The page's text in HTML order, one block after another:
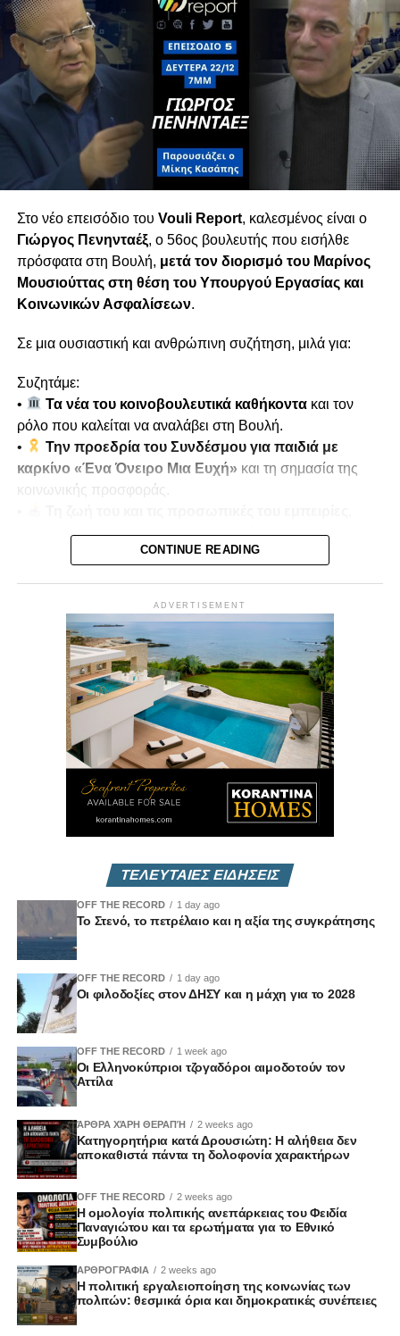
σχολιάζεται το ρευστό πολιτικό σκηνικό λίγο
πριν τις εκλογές, με την είσοδο νέων κομμάτων
που — όπως όλα δείχνουν — θα διαμορφώσουν
τον νέο κοινοβουλευτικό χάρτη.
Τετάρτη 18/02 στις 6μμ
Στο νέο επεισόδιο του Vouli Report, καλεσμένος είναι ο
Γιώργος Πενηνταέξ, ο 56ος βουλευτής που εισήλθε
πρόσφατα στη Βουλή, μετά τον διορισμό του Μαρίνος
Μουσιούτταςστη θέση του Υπουργού Εργασίας και
Κοινωνικών Ασφαλίσεων.
Σε μια ουσιαστική και ανθρώπινη συζήτηση, μιλά για:
Συζητάμε:
•
Τα νέα του κοινοβουλευτικά καθήκοντακαι τον
ρόλο που καλείται να αναλάβει στη Βουλή.
•
Την προεδρία του Συνδέσμου για παιδιά με
καρκίνο «Ένα Όνειρο Μια Ευχή» και τη σημασία της
κοινωνικής προσφοράς.
μιλώντας ανοιχτά για τον τραυματισμό του κατά την
τουρκική εισβολή του 1974.
Παρουσιάζει οΜίκης Κασάπης
Δευτέρα 22/12 στις 7μμ
Vouli Report— αποκλειστικά στοVouli.TV
CONTINUE READING
ADVERTISEMENT
ΤΕΛΕΥΤΑΙΕΣ ΕΙΔΗΣΕΙΣ
OFF THE RECORD 1 day ago
Το Στενό, το πετρέλαιο και η αξία της συγκράτησης
OFF THE RECORD 1 day ago
Οι φιλοδοξίες στον ΔΗΣΥ και η μάχη για το 2028
OFF THE RECORD 1 week ago
Οι Ελληνοκύπριοι τζογαδόροι αιμοδοτούν τον
Αττίλα
ΆΡΘΡΑ ΧΆΡΗ ΘΕΡΑΠΉ 2 weeks ago
Κατηγορητήρια κατά Δρουσιώτη: Η αλήθεια δεν
αποκαθιστά πάντα τη δολοφονία χαρακτήρων
OFF THE RECORD 2 weeks ago
Η ομολογία πολιτικής ανεπάρκειας του Φειδία
Παναγιώτου και τα ερωτήματα για το Εθνικό
Συμβούλιο
ΑΡΘΡΟΓΡΑΦΙΑ 2 weeks ago
Η πολιτική εργαλειοποίηση της κοινωνίας των
πολιτών: θεσμικά όρια και δημοκρατικές συνέπειες